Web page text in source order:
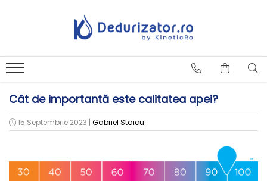
Cât de importantă este calitatea apei?
15 Septembrie 2023 | Gabriel Staicu